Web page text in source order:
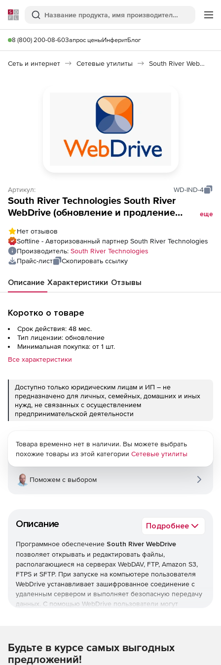
Softline
Поиск
8 (800) 200-08-60Запрос ценыИнферитБлог
Сеть и интернет Сетевые утилиты South River WebDrive
Артикул: WD-IND-4
South River Technologies South River
WebDrive (обновление и продление
года
еще
Нет отзывов
Softline - Авторизованный партнер South River Technologies
Производитель: South River Technologies
Прайс-лист
Скопировать ссылку
Описание Характеристики Отзывы
Коротко о товаре
Срок действия: 48 мес.
Тип лицензии: обновление
Минимальная покупка: от 1 шт.
Все характеристики
Доступно только юридическим лицам и ИП – не
предназначено для личных, семейных, домашних и иных
нужд, не связанных с осуществлением
предпринимательской деятельности
Описание Подробнее
Программное обеспечение South River WebDrive
позволяет открывать и редактировать файлы,
располагающиеся на серверах WebDAV, FTP, Amazon S3,
FTPS и SFTP. При запуске на компьютере пользователя
WebDrive устанавливает зашифрованное соединение с
удаленным сервером и выполняет безопасную передачу
данных. С помощью WebDrive пользователи могут
Благодаря совместимости с WebDAV приложение
WebDrive дает возможность блокировать просмотр и
Товара временно нет в наличии. Вы можете выбрать
похожие товары из этой категории Сетевые утилиты
Поможем с выбором
Будьте в курсе самых выгодных
предложений!